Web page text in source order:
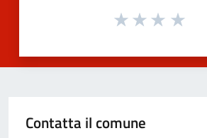
Contatta il comune